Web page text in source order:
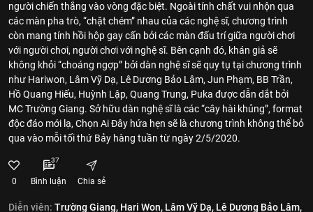
người chiến thắng vào vòng đặc biệt. Ngoài tính chất vui nhộn qua
các màn pha trò, “chặt chém” nhau của các nghệ sĩ, chương trình
còn mang tính hồi hộp gay cấn bởi các màn đấu trí giữa người chơi
với người chơi, người chơi với nghệ sĩ. Bên cạnh đó, khán giả sẽ
không khỏi “choáng ngợp” bởi dàn nghệ sĩ sẽ quy tụ tại chương trình
như Hariwon, Lâm Vỹ Dạ, Lê Dương Bảo Lâm, Jun Phạm, BB Trần,
Hồ Quang Hiếu, Huỳnh Lập, Quang Trung, Puka được dẫn dắt bởi
MC Trường Giang. Sở hữu dàn nghệ sĩ là các “cây hài khủng”, format
độc đáo mới lạ, Chọn Ai Đây hứa hẹn sẽ là chương trình không thể bỏ
qua vào mỗi tối thứ Bảy hàng tuần từ ngày 2/5/2020.
0
37
Bình luận Chia sẻ
Diễn viên: Trường Giang, Hari Won, Lâm Vỹ Dạ, Lê Dương Bảo Lâm,